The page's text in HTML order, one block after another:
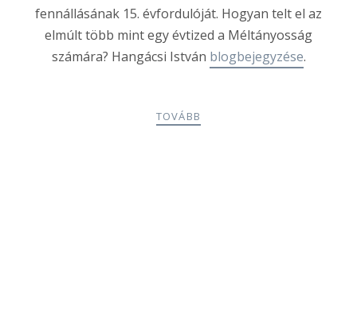
fennállásának 15. évfordulóját. Hogyan telt el az
elmúlt több mint egy évtized a Méltányosság
számára? Hangácsi István blogbejegyzése.
TOVÁBB